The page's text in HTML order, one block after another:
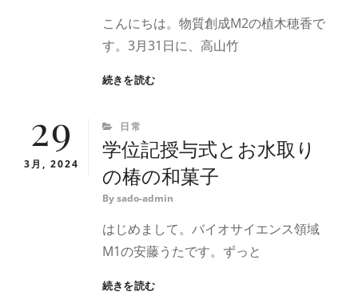
こんにちは。物質創成M2の植木穂香で
す。3月31日に、高山竹
続きを読む相
29
3月, 2024
CATEGORIES
日常
学位記授与式とお水取り
の椿の和菓子
Bysado-admin
はじめまして。バイオサイエンス領域
M1の安藤うたです。ずっと
続きを読む学